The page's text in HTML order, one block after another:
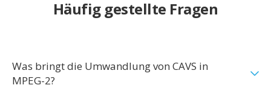
Häufig gestellte Fragen
Was bringt die Umwandlung von CAVS in
MPEG-2?